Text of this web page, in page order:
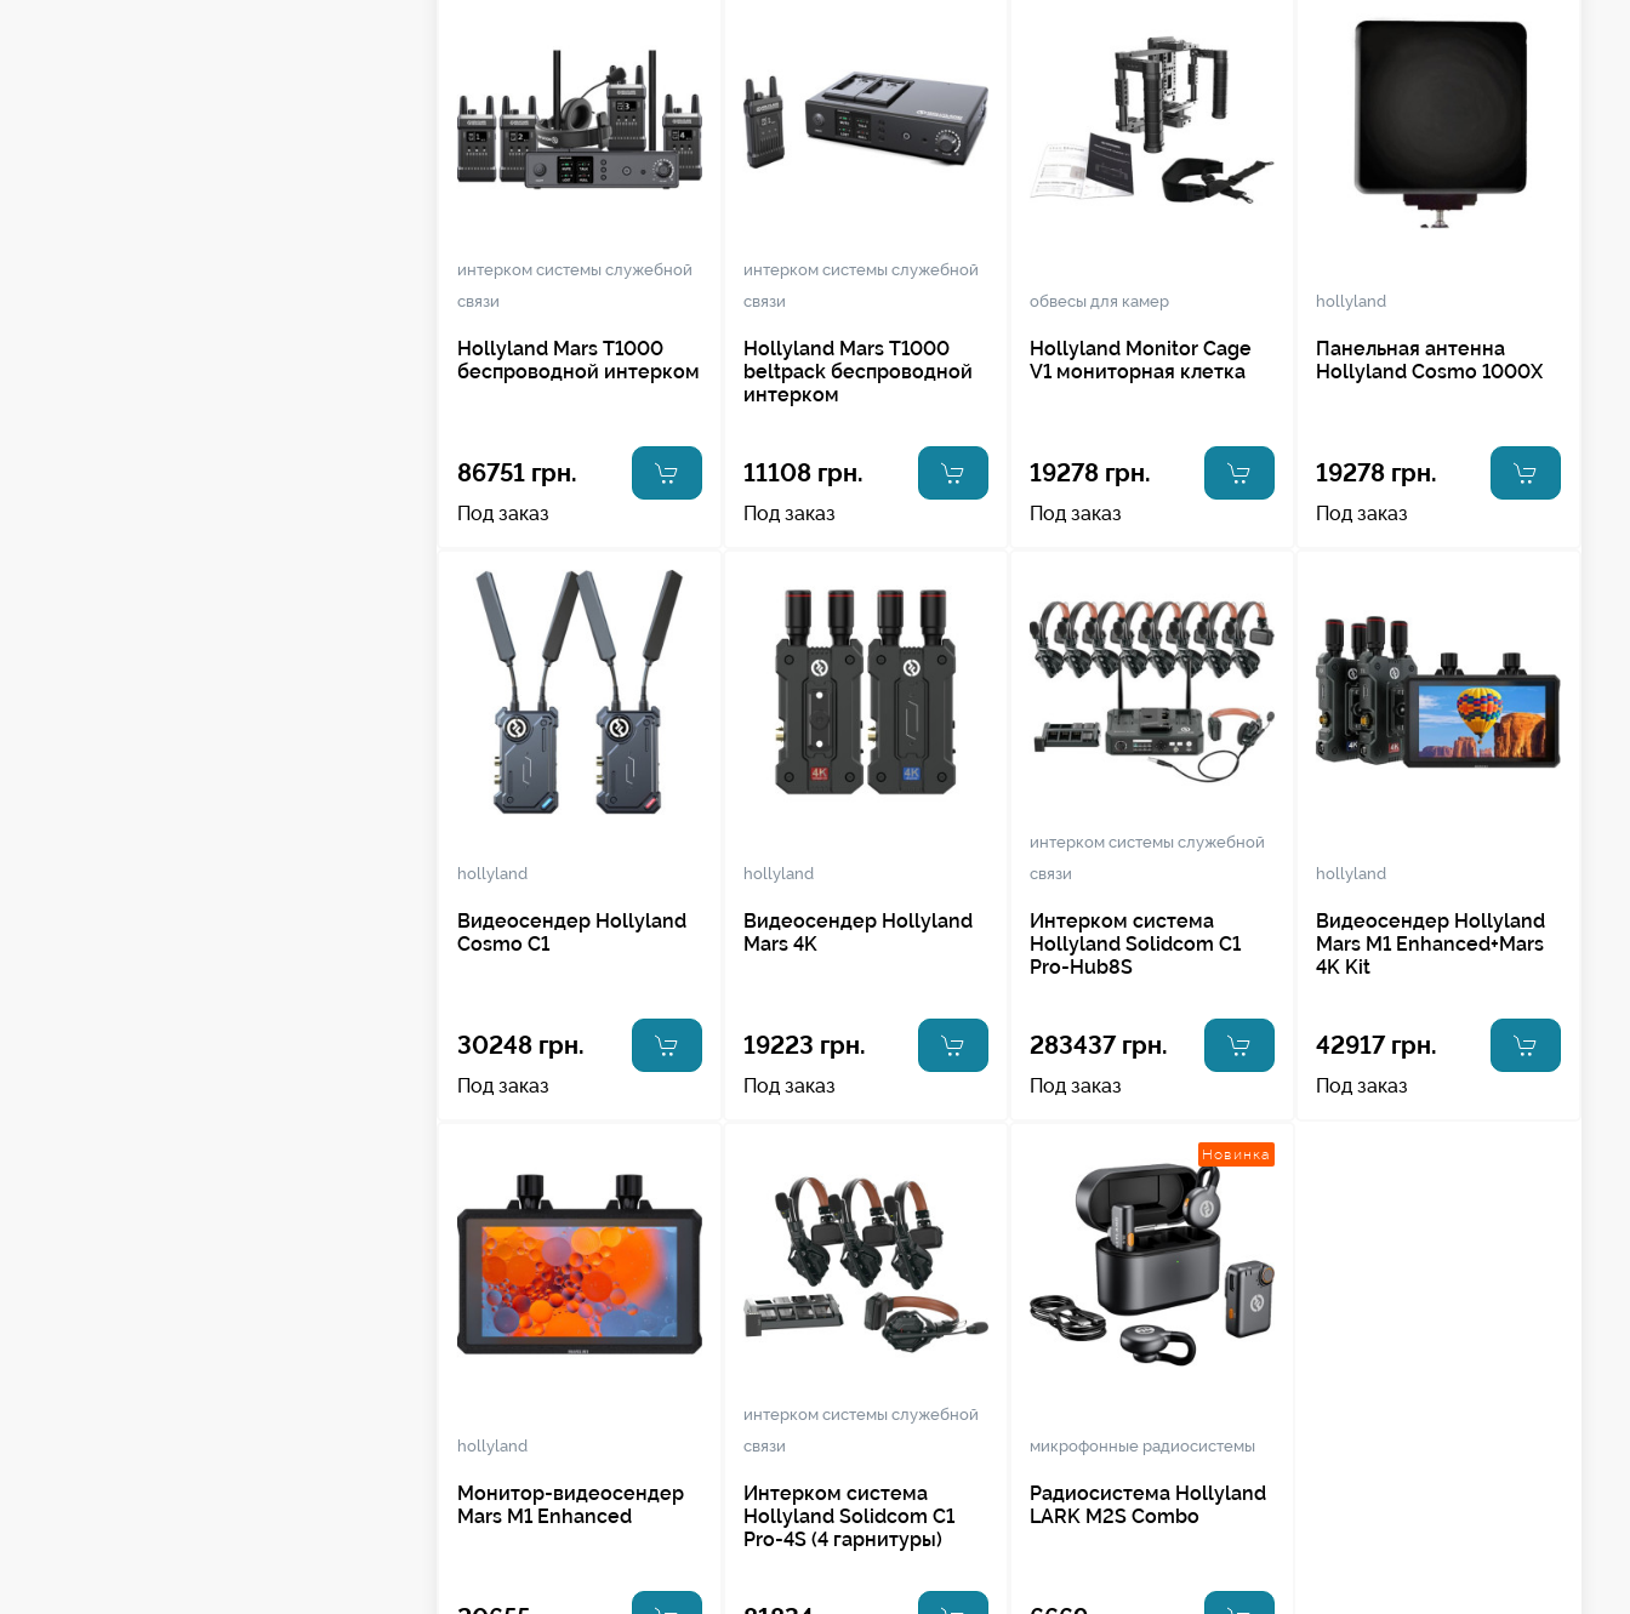
интерком системы служебной
связи
Hollyland Mars T1000
беспроводной интерком
86751 грн.
Под заказ
интерком системы служебной
связи
Hollyland Mars T1000
beltpack беспроводной
интерком
11108 грн.
Под заказ
обвесы для камер
Hollyland Monitor Cage
V1 мониторная клетка
19278 грн.
Под заказ
hollyland
Панельная антенна
Hollyland Cosmo 1000X
19278 грн.
Под заказ
hollyland
Видеосендер Hollyland
Cosmo C1
30248 грн.
Под заказ
hollyland
Видеосендер Hollyland
Mars 4K
19223 грн.
Под заказ
интерком системы служебной
связи
Интерком система
Hollyland Solidcom C1
Pro-Hub8S
283437 грн.
Под заказ
hollyland
Видеосендер Hollyland
Mars M1 Enhanced+Mars
4K Kit
42917 грн.
Под заказ
hollyland
Монитор-видеосендер
Mars M1 Enhanced
интерком системы служебной
связи
Интерком система
Hollyland Solidcom C1
Pro-4S (4 гарнитуры)
Новинка
микрофонные радиосистемы
Радиосистема Hollyland
LARK M2S Combo